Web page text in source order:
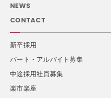
NEWS
CONTACT
新卒採用
パート・アルバイト募集
中途採用社員募集
楽市楽座